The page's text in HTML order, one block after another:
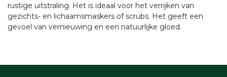
rustige uitstraling. Het is ideaal voor het verrijken van
gezichts- en lichaamsmaskers of scrubs. Het geeft een
gevoel van vernieuwing en een natuurlijke gloed.